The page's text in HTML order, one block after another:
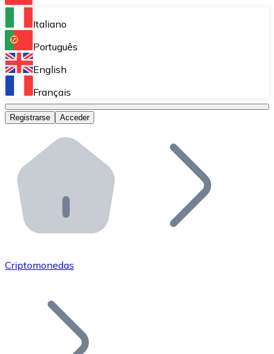
Bitnovo Ramp
Integra nuestra solución en tu plataforma.
Bitnovo Giftcards
Bitnovo OTC
Bitnovo ATM
Integra un ATM Bitnovo en tu negocio y permite que
Bitnovo API
Integra nuestra API en tu ecosistema.
Únete a nuestra red de distribuidores.
Añade tu proyecto a nuestro ecosistema.
Italiano
Português
English
Français
Registrarse Acceder
Criptomonedas